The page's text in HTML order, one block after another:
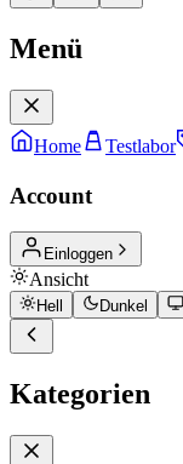
Menü
Home Testlabor
Account
Einloggen
Ansicht
Hell Dunkel
Kategorien